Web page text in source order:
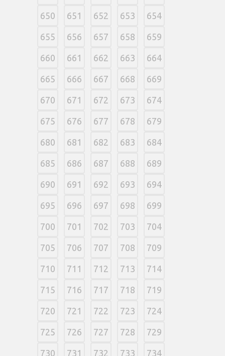
650 651 652 653 654
655 656 657 658 659
660 661 662 663 664
665 666 667 668 669
670 671 672 673 674
675 676 677 678 679
680 681 682 683 684
685 686 687 688 689
690 691 692 693 694
695 696 697 698 699
700 701 702 703 704
705 706 707 708 709
710 711 712 713 714
715 716 717 718 719
720 721 722 723 724
725 726 727 728 729
730 731 732 733 734